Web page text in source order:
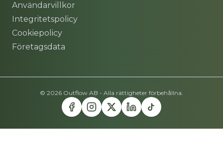
Användarvillkor
Integritetspolicy
Cookiepolicy
Företagsdata
© 2026 Outflow AB - Alla rättigheter förbehållna.